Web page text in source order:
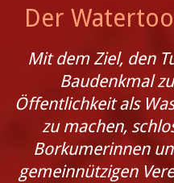
Der
Mit dem Ziel, den
Baudenkmal
Öffentlichkeit als
zu machen,
Borkumerinnen
gemeinnützigen